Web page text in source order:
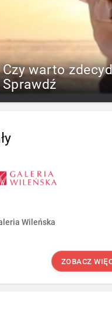
Czy warto
Sprawdź
Wileńska
ZOBACZ